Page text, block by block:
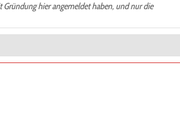
hier angemeldet haben, und nur die